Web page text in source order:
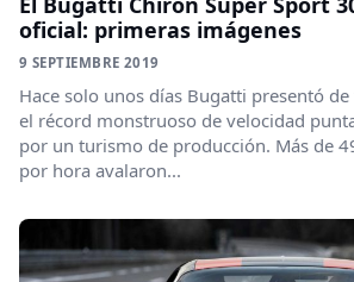
oficial: primeras imágenes
9 SEPTIEMBRE 2019
Hace solo unos días Bugatti presentó
el récord monstruoso de velocidad
por un turismo de producción. Más de
por hora avalaron...